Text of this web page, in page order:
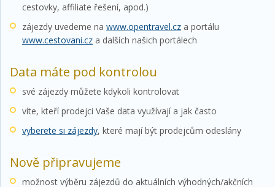
cestovky, affiliate řešení, apod.)
zájezdy uvedeme na www.opentravel.cz a portálu
www.cestovani.cz a dalších našich portálech
Data máte pod kontrolou
své zájezdy můžete kdykoli kontrolovat
víte, kteří prodejci Vaše data využívají a jak často
vyberete si zájezdy, které mají být prodejcům odeslány
Nově připravujeme
možnost výběru zájezdů do aktuálních výhodných/akčních